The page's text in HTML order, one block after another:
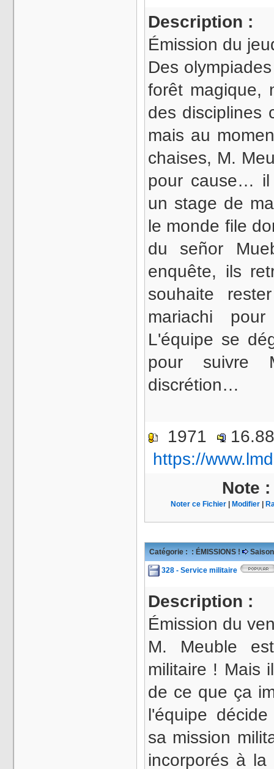
Description :
Émission du
Des
forêt magique,
des disciplines
mais au
chaises, M.
pour cause… il
un stage de
le monde file
du señor
enquête, ils
souhaite
mariachi
L'équipe se
pour suivre
discrétion…
1971
https://
Note
Noter ce Fichier Modifier
Catégorie : : ÉMISSIONS !
328 - Service militaire
Description :
Émission du
M. Meuble
militaire ! Mais
de ce que ça
l'équipe
sa mission
incorporés à la